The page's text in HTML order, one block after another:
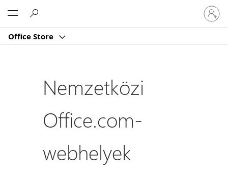
Office Store
be
a
Nemzetközi
Office.com-
webhelyek